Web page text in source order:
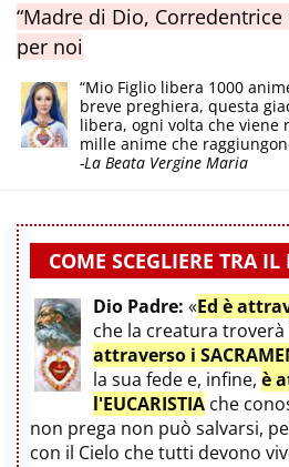
“Madre di Dio,
per noi
“Mio Figlio libera 1000
breve preghiera, questa
libera, ogni volta che viene
mille anime che
-La Beata Vergine Maria
COME SCEGLIERE TRA
Dio Padre: «Ed è
che la creatura
attraverso i
la sua fede e, infine, è
l'EUCARISTIA che
non prega non può salvarsi,
con il Cielo che tutti devono